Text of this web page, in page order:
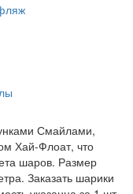
Смайлами,
Хай-Флоат, что
шаров. Размер
Заказать шарики